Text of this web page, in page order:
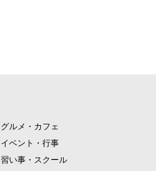
グルメ・カフェ
イベント・行事
習い事・スクール